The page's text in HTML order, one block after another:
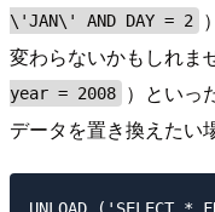
\'JAN\' AND DAY = 2
変わらないかもしれま
year = 2008
）といっ
データを置き換えたい